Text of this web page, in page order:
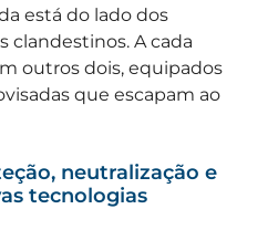
está do lado dos
clandestinos. A cada
outros dois, equipados
que escapam ao
neutralização e
tecnologias